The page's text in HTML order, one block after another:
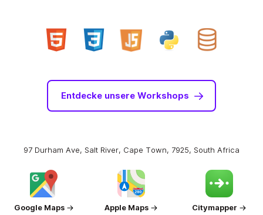
Entdecke unsere Workshops
97 Durham Ave, Salt River, Cape Town, 7925, South Africa
Google Maps Apple Maps Citymapper